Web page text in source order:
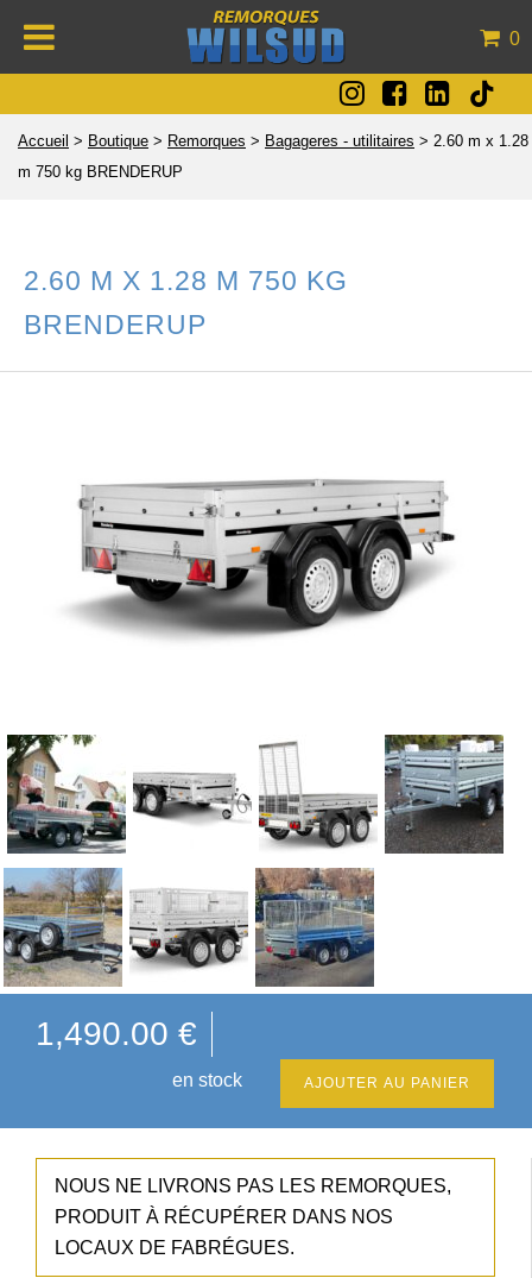
Accueil > Boutique > Remorques > Bagageres - utilitaires > 2.60 m x 1.28
m 750 kg BRENDERUP
2.60 M X 1.28 M 750 KG
BRENDERUP
1,490.00 €
en stock AJOUTER AU PANIER
NOUS NE LIVRONS PAS LES REMORQUES,
PRODUIT À RÉCUPÉRER DANS NOS
LOCAUX DE FABRÉGUES.
0